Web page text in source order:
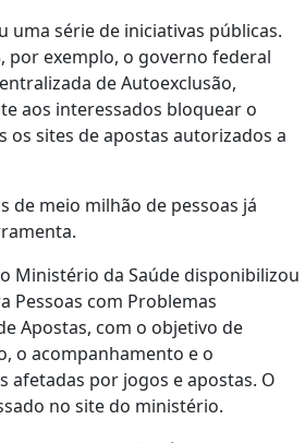
uma série de iniciativas públicas.
por exemplo, o governo federal
de Autoexclusão,
aos interessados bloquear o
os sites de apostas autorizados a
de meio milhão de pessoas já
Ministério da Saúde disponibilizou
Pessoas com Problemas
Apostas, com o objetivo de
o acompanhamento e o
afetadas por jogos e apostas. O
no site do ministério.